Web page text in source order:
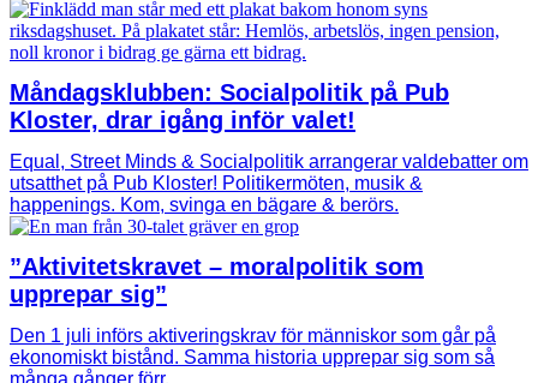
Måndagsklubben: Socialpolitik på Pub
Kloster, drar igång inför valet!
Equal, Street Minds & Socialpolitik arrangerar valdebatter om
utsatthet på Pub Kloster! Politikermöten, musik &
happenings. Kom, svinga en bägare & berörs.
”Aktivitetskravet – moralpolitik som
upprepar sig”
Den 1 juli införs aktiveringskrav för människor som går på
ekonomiskt bistånd. Samma historia upprepar sig som så
många gånger förr.